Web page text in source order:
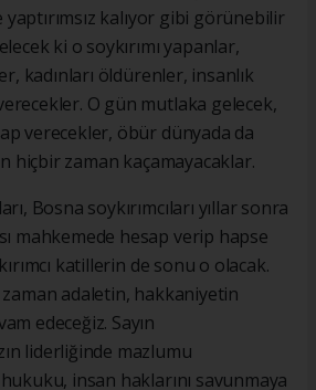
kalıyor gibi görünebilir
ki o soykırımı yapanlar,
kadınları öldürenler, insanlık
O gün mutlaka gelecek,
verecekler, öbür dünyada da
hiçbir zaman kaçamayacaklar.
Bosna soykırımcıları yıllar sonra
mahkemede hesap verip hapse
katillerin de sonu o olacak.
adaletin, hakkaniyetin
edeceğiz. Sayın
liderliğinde mazlumu
insan haklarını savunmaya